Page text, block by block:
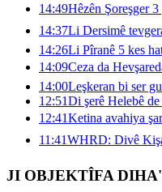
14:49Hêzên Şoreşger
14:37Li Dersimê
14:26Li Pîranê 5 kes
14:09Ceza da
14:00Leşkeran bi ser
12:51Di şerê Helebê
12:41Ketina avahiya
11:41WHRD: Divê
JI OBJEKTÎFA